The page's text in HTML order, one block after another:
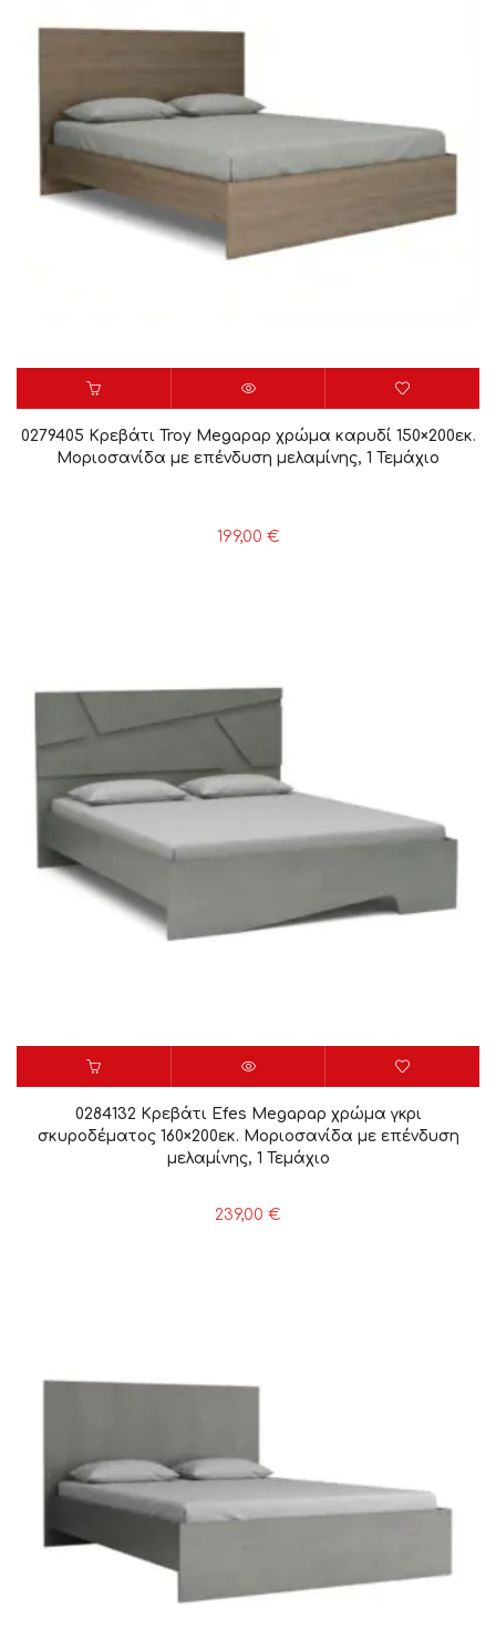
0279405 Κρεβάτι Troy Megapap χρώμα καρυδί 150×200εκ.
Μοριοσανίδα με επένδυση μελαμίνης, 1 Τεμάχιο
199,00 €
0284132 Κρεβάτι Efes Megapap χρώμα γκρι
σκυροδέματος 160×200εκ. Μοριοσανίδα με επένδυση
μελαμίνης, 1 Τεμάχιο
239,00 €